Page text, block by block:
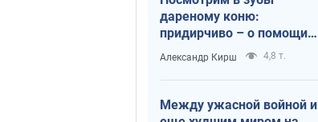
дареному коню:
придирчиво – о помощи
Украине
Александр Кирш 4,8 т.
Между ужасной войной и